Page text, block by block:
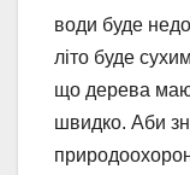
води буде
літо буде
що дерева
швидко. Аби